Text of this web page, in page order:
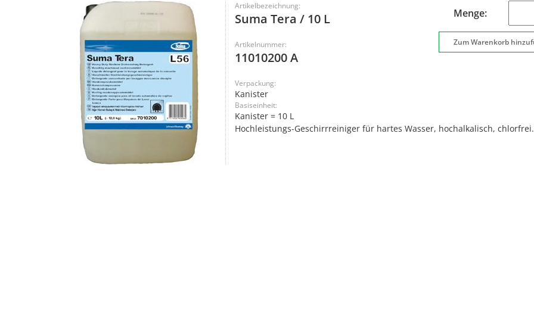
Artikelbezeichnung:
Suma Tera / 10 L
Artikelnummer:
11010200 A
Verpackung:
Kanister
Basiseinheit:
Kanister = 10 L
Menge:
Hochleistungs-Geschirrreiniger für hartes Wasser, hochalkalisch, chlorfrei.